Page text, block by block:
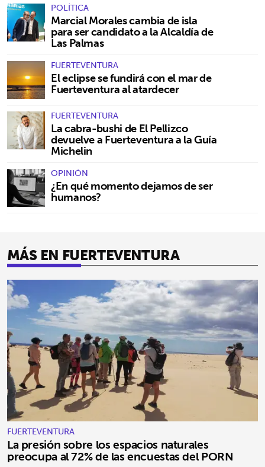
POLÍTICA
Marcial Morales cambia de isla
para ser candidato a la Alcaldía de
Las Palmas
FUERTEVENTURA
El eclipse se fundirá con el mar de
Fuerteventura al atardecer
FUERTEVENTURA
La cabra-bushi de El Pellizco
devuelve a Fuerteventura a la Guía
Michelin
OPINIÓN
¿En qué momento dejamos de ser
humanos?
MÁS EN FUERTEVENTURA
FUERTEVENTURA
La presión sobre los espacios naturales
preocupa al 72% de las encuestas del PORN